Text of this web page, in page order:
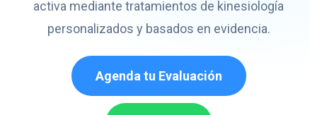
activa mediante tratamientos de kinesiología
personalizados y basados en evidencia.
Agenda tu Evaluación